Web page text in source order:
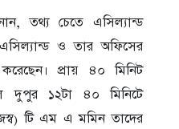
তথ্য চেতে এসিল্যান্ড
ও তার অফিসের
প্রায় ৪০ মিনিট
১২টা ৪০ মিনিটে
টি এম এ মমিন তাদের